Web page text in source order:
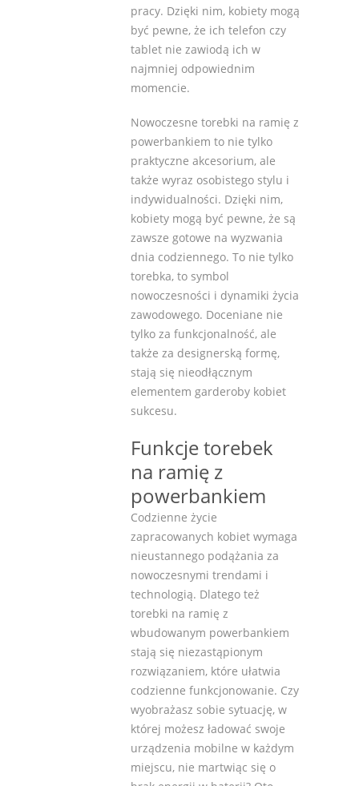
pracy. Dzięki nim, kobiety mogą
być pewne, że ich telefon czy
tablet nie zawiodą ich w
najmniej odpowiednim
momencie.
Nowoczesne torebki na ramię z
powerbankiem to nie tylko
praktyczne akcesorium, ale
także wyraz osobistego stylu i
indywidualności. Dzięki nim,
kobiety mogą być pewne, że są
zawsze gotowe na wyzwania
dnia codziennego. To nie tylko
torebka, to symbol
nowoczesności i dynamiki życia
zawodowego. Doceniane nie
tylko za funkcjonalność, ale
także za designerską formę,
stają się nieodłącznym
elementem garderoby kobiet
sukcesu.
Funkcje torebek
na ramię z
powerbankiem
Codzienne życie
zapracowanych kobiet wymaga
nieustannego podążania za
nowoczesnymi trendami i
technologią. Dlatego też
torebki na ramię z
wbudowanym powerbankiem
stają się niezastąpionym
rozwiązaniem, które ułatwia
codzienne funkcjonowanie. Czy
wyobrażasz sobie sytuację, w
której możesz ładować swoje
urządzenia mobilne w każdym
miejscu, nie martwiąc się o